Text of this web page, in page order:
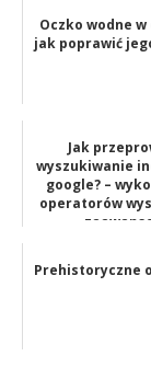
Oczko wodne
jak poprawić
Jak
wyszukiwanie
google? –
operatorów
Prehistoryczne